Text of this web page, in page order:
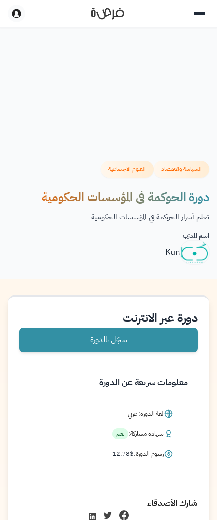
السياسة والاقتصاد العلوم الاجتماعية
دورة الحوكمة في المؤسسات الحكومية
تعلم أسرار الحوكمة في المؤسسات الحكومية
اسم المدرّب
Kun
دورة عبر الانترنت
سجّل بالدورة
معلومات سريعة عن الدورة
لغة الدورة: عربي
شهادة مشاركة: نعم
رسوم الدورة: 12.78$
شارك الأصدقاء